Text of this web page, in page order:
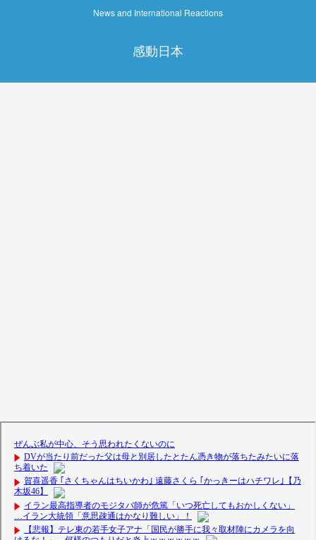
News and International Reactions
感動日本